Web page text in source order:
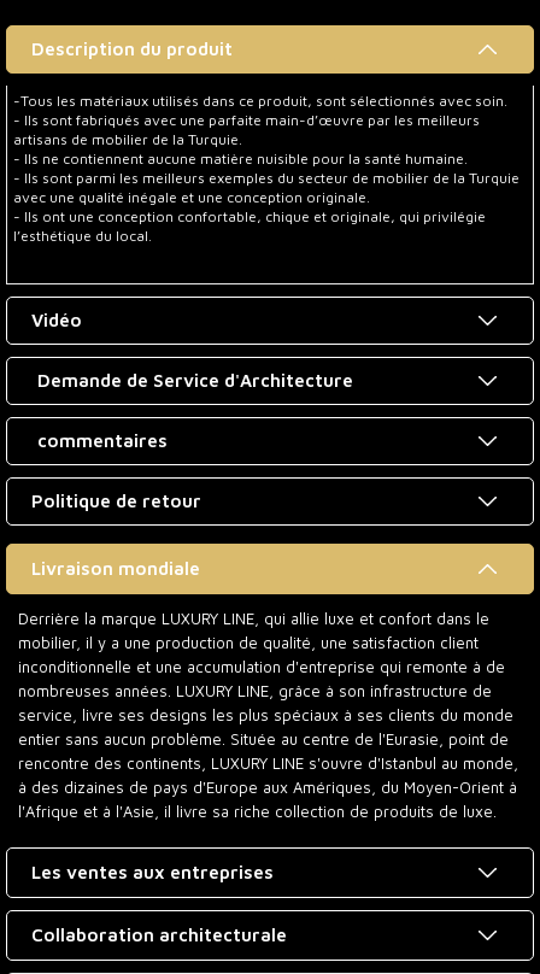
Description du produit
-Tous les matériaux utilisés dans ce produit, sont sélectionnés avec soin.
- Ils sont fabriqués avec une parfaite main-d’œuvre par les meilleurs
artisans de mobilier de la Turquie.
- Ils ne contiennent aucune matière nuisible pour la santé humaine.
- Ils sont parmi les meilleurs exemples du secteur de mobilier de la Turquie
avec une qualité inégale et une conception originale.
- Ils ont une conception confortable, chique et originale, qui privilégie
l’esthétique du local.
Vidéo
Demande de Service d'Architecture
commentaires
Politique de retour
Livraison mondiale
Derrière la marque LUXURY LINE, qui allie luxe et confort dans le
mobilier, il y a une production de qualité, une satisfaction client
inconditionnelle et une accumulation d'entreprise qui remonte à de
nombreuses années. LUXURY LINE, grâce à son infrastructure de
service, livre ses designs les plus spéciaux à ses clients du monde
entier sans aucun problème. Située au centre de l'Eurasie, point de
rencontre des continents, LUXURY LINE s'ouvre d'Istanbul au monde,
à des dizaines de pays d'Europe aux Amériques, du Moyen-Orient à
l'Afrique et à l'Asie, il livre sa riche collection de produits de luxe.
Les ventes aux entreprises
Collaboration architecturale